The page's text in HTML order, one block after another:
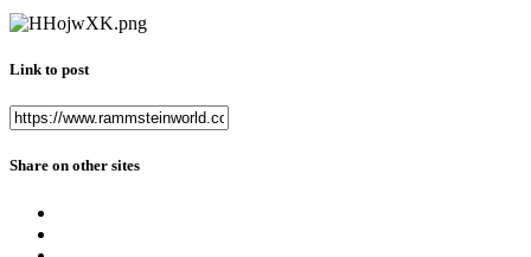
Link to post
Share on other sites